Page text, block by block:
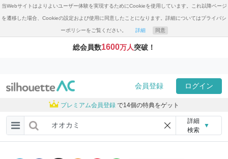
当Webサイトはよりよいユーザー体験を実現するためにCookieを使用しています。これ以降ページ
を遷移した場合、Cookieの設定および使用に同意したことになります。詳細についてはプライバシ
ーポリシーをご覧ください。 詳細 同意
総会員数1600万人突破！
会員登録 ログイン
プレミアム会員登録 で14個の特典をゲット
詳細
検索
▼